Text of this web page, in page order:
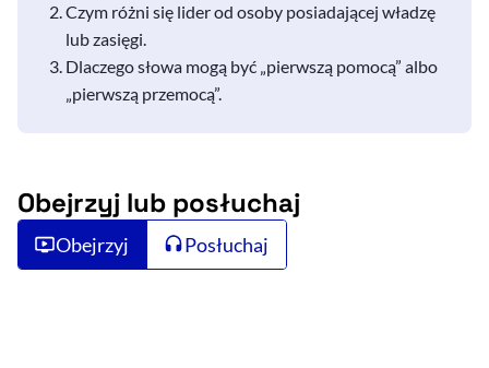
Czym różni się lider od osoby posiadającej władzę
lub zasięgi.
Dlaczego słowa mogą być „pierwszą pomocą” albo
„pierwszą przemocą”.
Obejrzyj lub posłuchaj
Obejrzyj Posłuchaj